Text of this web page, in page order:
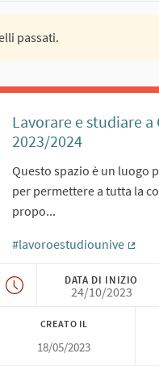
passati.
Lavorare e studiare a
2023/2024
Questo spazio è un luogo
per permettere a tutta la
propo...
#lavoroestudiounive
DATA DI INIZIO
24/10/2023
CREATO IL
18/05/2023